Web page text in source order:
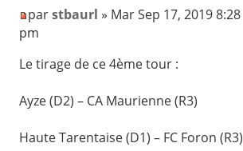
parstbaurl » Mar Sep 17, 2019 8:28
pm
Le tirage de ce 4ème tour :
Ayze (D2) – CA Maurienne (R3)
Haute Tarentaise (D1) – FC Foron (R3)